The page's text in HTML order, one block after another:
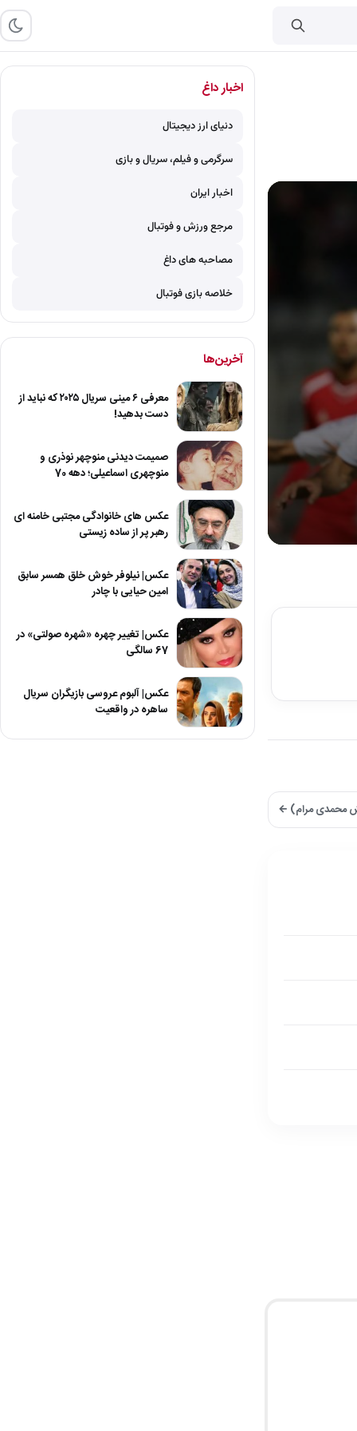
23
اخبار داغ
دنیای ارز دیجیتال
سرگرمی و فیلم، سریال و بازی
اخبار ایران
مرجع ورزش و فوتبال
مصاحبه های داغ
خلاصه بازی فوتبال
آخرین‌ها
معرفی ۶ مینی سریال ۲۰۲۵ که نباید از
دست بدهید!
صمیمت دیدنی منوچهر نوذری و
منوچهری اسماعیلی؛ دهه 70
عکس های خانوادگی مجتبی خامنه ای
رهبر پر از ساده زیستی
عکس| نیلوفر خوش خلق همسر سابق
امین حیایی با چادر
عکس| تغییر چهره «شهره صولتی» در
67 سالگی
عکس| آلبوم عروسی بازیگران سریال
ساهره در واقعیت